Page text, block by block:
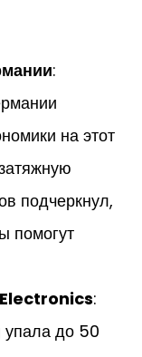
:
на этот
подчеркнул,
помогут
:
упала до 50